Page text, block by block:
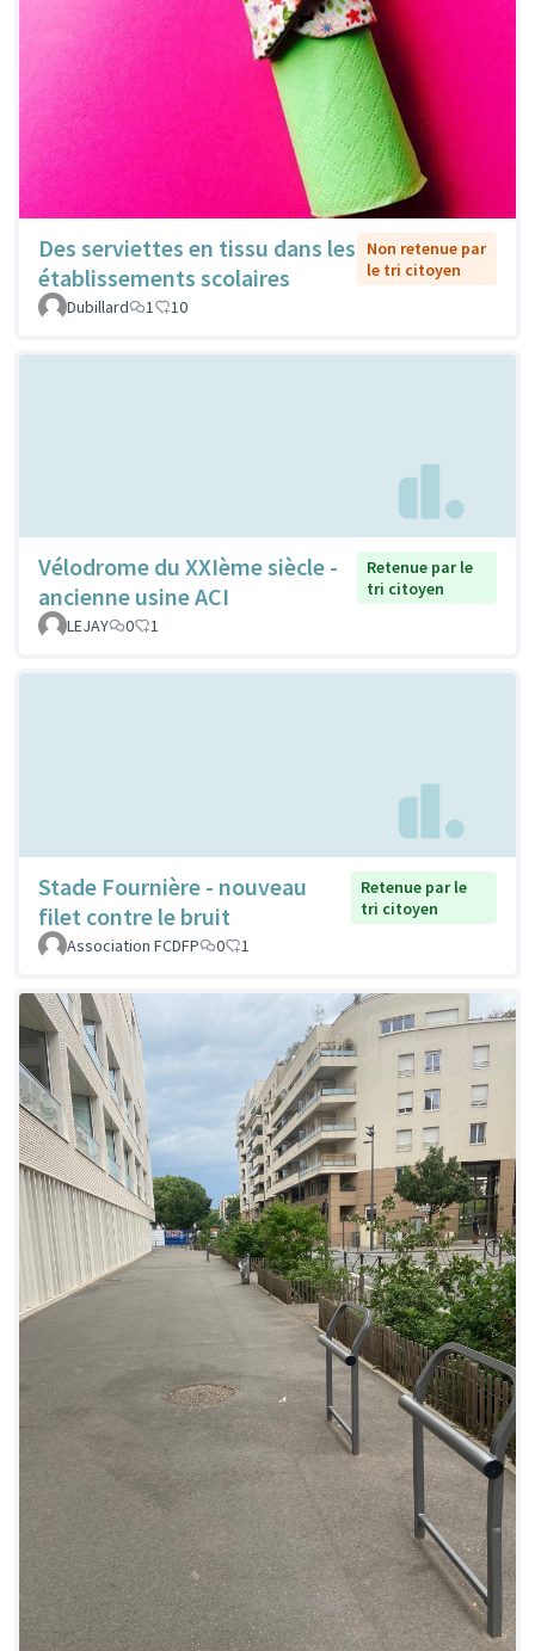
Des serviettes en tissu dans les
établissements scolaires
Non retenue par
le tri citoyen
Dubillard
1 10
Vélodrome du XXIème siècle -
ancienne usine ACI
Retenue par le
tri citoyen
LEJAY
0 1
Stade Fournière - nouveau
filet contre le bruit
Retenue par le
tri citoyen
Association FCDFP
0 1